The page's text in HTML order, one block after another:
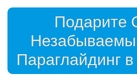
Подарите
Параглайдинг